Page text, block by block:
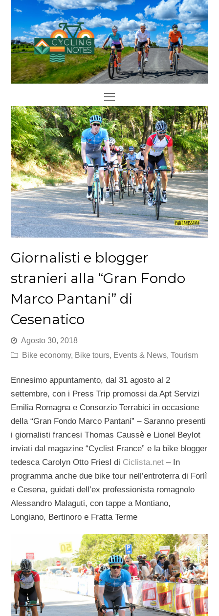
Open
Mobile
Menu
Giornalisti e blogger
stranieri alla “Gran Fondo
Marco Pantani” di
Cesenatico
Agosto 30, 2018
Bike economy, Bike tours, Events & News,Tourism
Ennesimo appuntamento, dal 31 agosto al 2
settembre, con i Press Trip promossi da Apt Servizi
Emilia Romagna e Consorzio Terrabici in occasione
della “Gran Fondo Marco Pantani” – Saranno presenti
i giornalisti francesi Thomas Caussè e Lionel Beylot
inviati dal magazine “Cyclist France” e la bike blogger
tedesca Carolyn Otto Friesl di Ciclista.net – In
programma anche due bike tour nell’entroterra di Forlì
e Cesena, guidati dell’ex professionista romagnolo
Alessandro Malaguti, con tappe a Montiano,
Longiano, Bertinoro e Fratta Terme